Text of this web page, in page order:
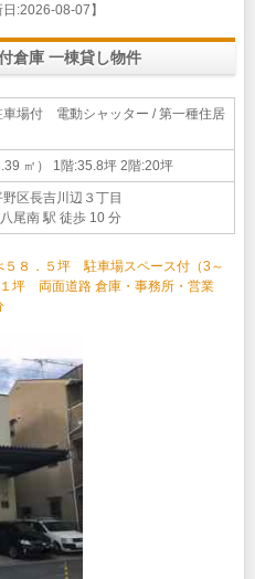
日:2026-08-07】
倉庫 一棟貸し物件
場付 電動シャッター / 第一種住居
㎡） 1階:35.8坪 2階:20坪
区長吉川辺３丁目
尾南 駅 徒歩 10 分
８．５坪 駐車場スペース付（3～
両面道路 倉庫・事務所・営業